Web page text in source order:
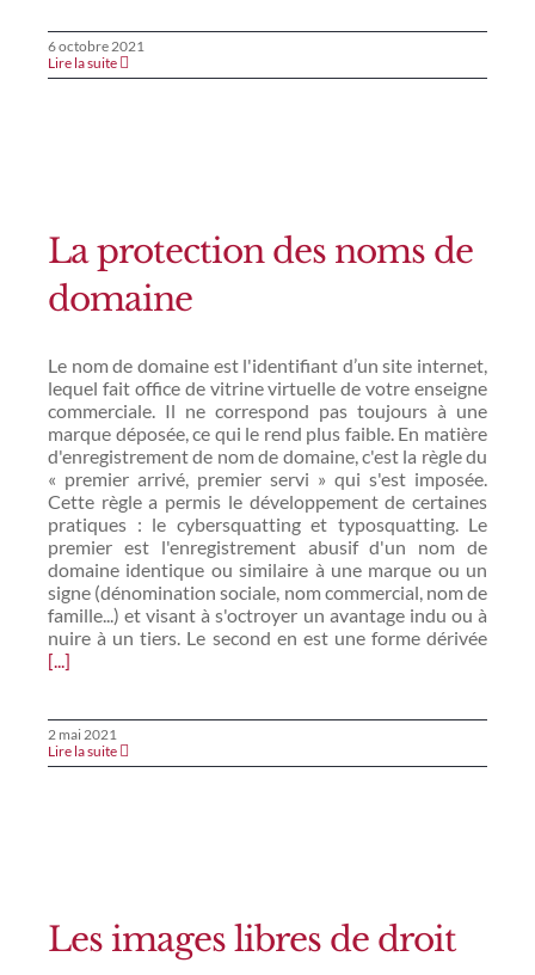
6 octobre 2021
Lire la suite
La protection des noms de
domaine
Le nom de domaine est l'identifiant d’un site internet,
lequel fait office de vitrine virtuelle de votre enseigne
commerciale. Il ne correspond pas toujours à une
marque déposée, ce qui le rend plus faible. En matière
d'enregistrement de nom de domaine, c'est la règle du
« premier arrivé, premier servi » qui s'est imposée.
Cette règle a permis le développement de certaines
pratiques : le cybersquatting et typosquatting. Le
premier est l'enregistrement abusif d'un nom de
domaine identique ou similaire à une marque ou un
signe (dénomination sociale, nom commercial, nom de
famille...) et visant à s'octroyer un avantage indu ou à
nuire à un tiers. Le second en est une forme dérivée
[...]
2 mai 2021
Lire la suite
Les images libres de droit